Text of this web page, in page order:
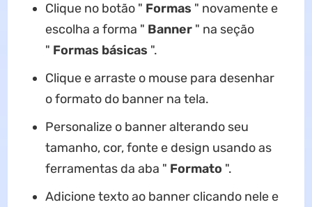
Clique no botão " Formas " novamente e
escolha a forma " Banner" na seção
" Formas básicas ".
Clique e arraste o mouse para desenhar
o formato do banner na tela.
Personalize o banner alterando seu
tamanho, cor, fonte e design usando as
ferramentas da aba " Formato ".
Adicione texto ao banner clicando nele e